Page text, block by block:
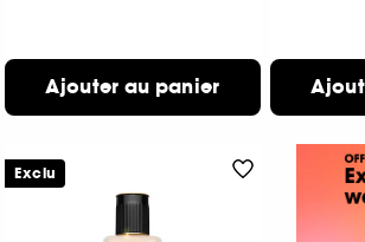
Ajouter au panier
Exclu